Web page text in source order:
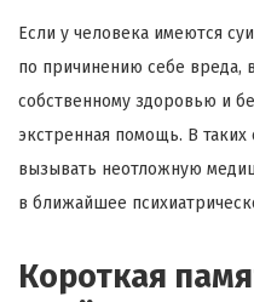
Если у человека имеются
по причинению себе вреда,
собственному здоровью и
экстренная помощь. В таких
вызывать неотложную
в ближайшее
Короткая